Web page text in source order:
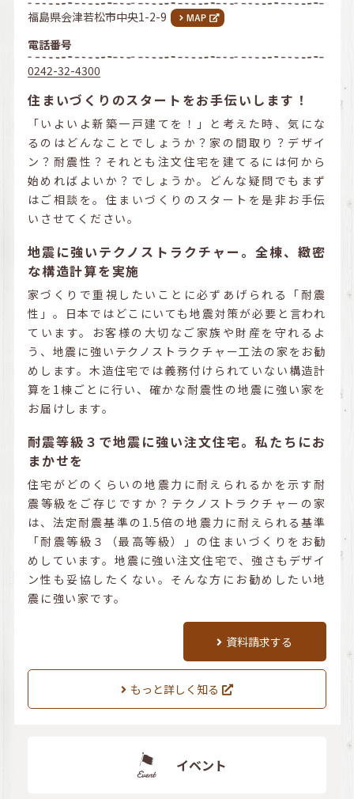
福島県会津若松市中央1-2-9
電話番号
0242-32-4300
住まいづくりのスタートをお手伝いします！
「いよいよ新築一戸建てを！」と考えた時、気にな
るのはどんなことでしょうか？家の間取り？デザイ
ン？耐震性？それとも注文住宅を建てるには何から
始めればよいか？でしょうか。どんな疑問でもまず
はご相談を。住まいづくりのスタートを是非お手伝
いさせてください。
地震に強いテクノストラクチャー。全棟、緻密
な構造計算を実施
家づくりで重視したいことに必ずあげられる「耐震
性」。日本ではどこにいても地震対策が必要と言われ
ています。お客様の大切なご家族や財産を守れるよ
う、地震に強いテクノストラクチャー工法の家をお勧
めします。木造住宅では義務付けられていない構造計
算を1棟ごとに行い、確かな耐震性の地震に強い家を
お届けします。
耐震等級３で地震に強い注文住宅。私たちにお
まかせを
住宅がどのくらいの地震力に耐えられるかを示す耐
震等級をご存じですか？テクノストラクチャーの家
は、法定耐震基準の1.5倍の地震力に耐えられる基準
「耐震等級３（最高等級）」の住まいづくりをお勧
めしています。地震に強い注文住宅で、強さもデザイ
ン性も妥協したくない。そんな方にお勧めしたい地
震に強い家です。
資料請求する
もっと詳しく知る
イベント